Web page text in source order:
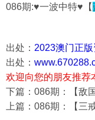
086期:♥一波中特♥【
出处： 2023澳门正
出处：
欢迎向您的朋友推荐
下篇：086期：【敌
上篇：086期：【三